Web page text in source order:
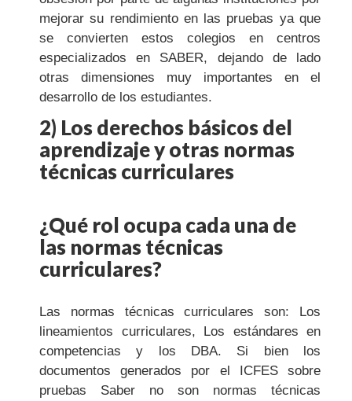
mejorar su rendimiento en las pruebas ya que
se convierten estos colegios en centros
especializados en SABER, dejando de lado
otras dimensiones muy importantes en el
desarrollo de los estudiantes.
2) Los derechos básicos del
aprendizaje y otras normas
técnicas curriculares
¿Qué rol ocupa cada una de
las normas técnicas
curriculares?
Las normas técnicas curriculares son: Los
lineamientos curriculares, Los estándares en
competencias y los DBA. Si bien los
documentos generados por el ICFES sobre
pruebas Saber no son normas técnicas